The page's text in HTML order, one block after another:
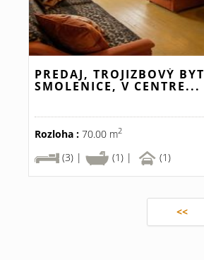
PREDAJ, TROJIZBOVÝ BYT
SMOLENICE, V CENTRE...
Rozloha : 70.00 m2
(3) |
(1) | (1)
<<